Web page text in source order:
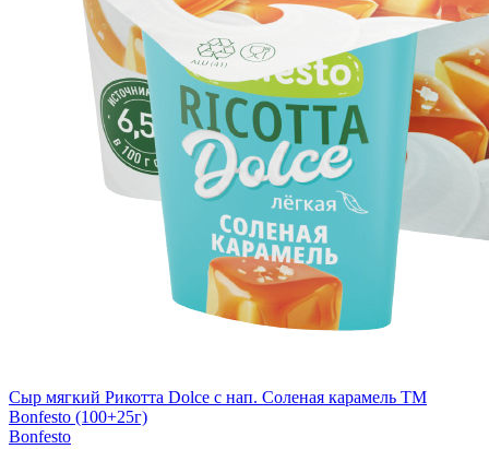
Сыр мягкий Рикотта Dolce с нап. Соленая карамель TM
Bonfesto (100+25г)
Bonfesto